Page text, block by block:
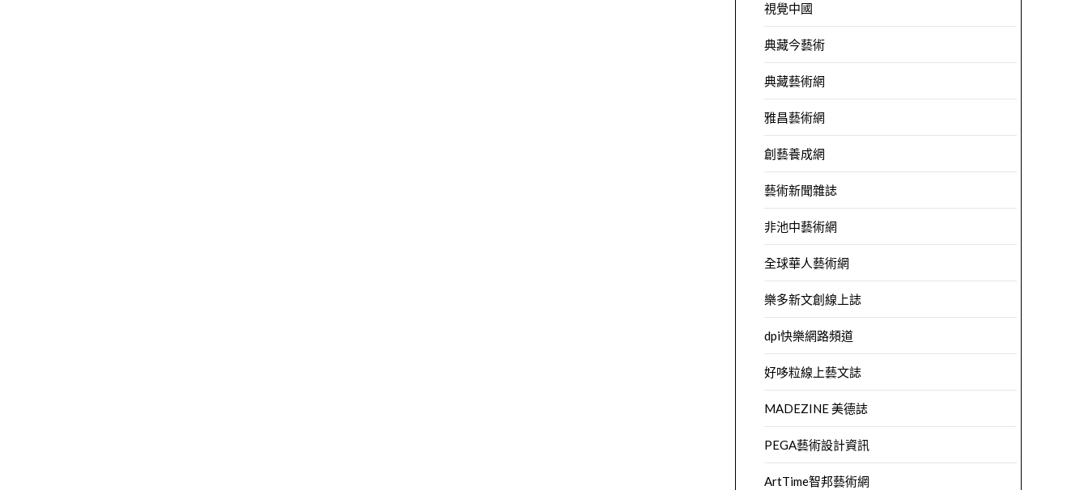
視覺中國
典藏今藝術
典藏藝術網
雅昌藝術網
創藝養成網
藝術新聞雜誌
非池中藝術網
全球華人藝術網
樂多新文創線上誌
dpi快樂網路頻道
好哆粒線上藝文誌
MADEZINE 美德誌
PEGA藝術設計資訊
ArtTime智邦藝術網